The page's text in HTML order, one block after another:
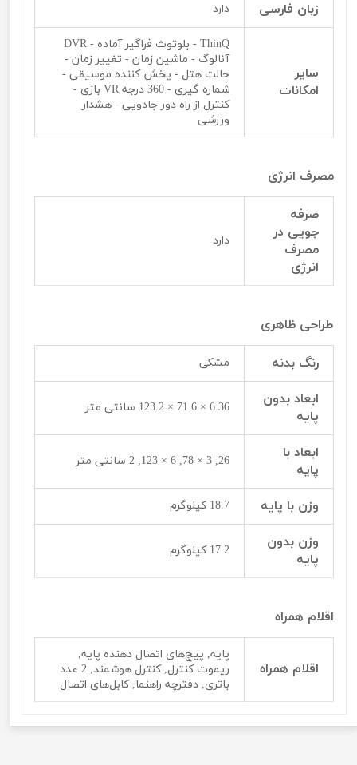
زبان فارسی دارد
سایر
امکانات
ThinQ - بلوتوث فراگیر آماده - DVR
آنالوگ - ماشین زمان - تغییر زمان -
حالت هتل - پخش کننده موسیقی -
شماره گیری - 360 درجه VR بازی -
کنترل از راه دور جادویی - هشدار
ورزشی
مصرف انرژی
صرفه
جویی در
مصرف
انرژی
دارد
طراحی ظاهری
رنگ بدنه مشکی
ابعاد بدون
پایه
6.36 × 71.6 × 123.2 سانتی متر
ابعاد با
پایه
26, 3 × 78, 6 × 123, 2 سانتی متر
وزن با پایه 18.7 کیلوگرم
وزن بدون
پایه
17.2 کیلوگرم
اقلام همراه
اقلام همراه
پایه, پیچ‌‌‌‌های اتصال دهنده پایه,
ریموت کنترل, کنترل هوشمند, 2 عدد
باتری, دفترچه راهنما, کابل‌‌‌‌های اتصال